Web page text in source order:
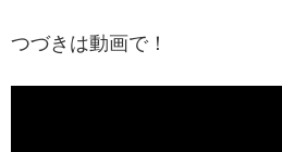
つづきは動画で！